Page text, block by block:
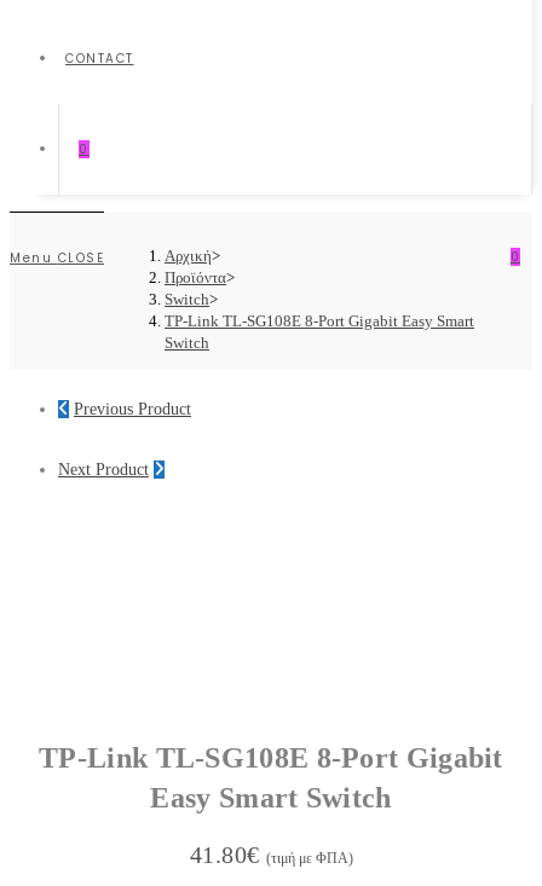
CONTACT
0
0
Menu CLOSE Αρχική>
Προϊόντα>
Switch>
TP-Link TL-SG108E 8-Port Gigabit Easy Smart
Switch
Previous Product
Next Product
TP-Link TL-SG108E 8-Port Gigabit
Easy Smart Switch
41.80€ (τιμή με ΦΠΑ)